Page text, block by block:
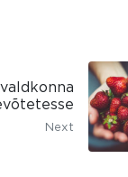
Next